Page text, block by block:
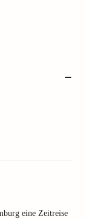
eine Zeitreise